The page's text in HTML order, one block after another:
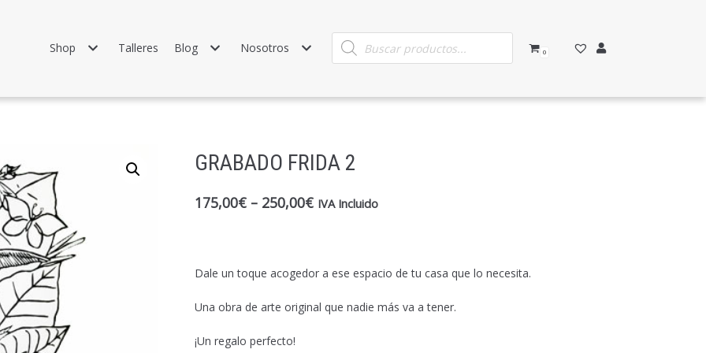
Shop Talleres Blog Nosotros 0
GRABADO FRIDA 2
175,00€– 250,00€ IVA Incluido
Dale un toque acogedor a ese espacio de tu casa que lo necesita.
Una obra de arte original que nadie más va a tener.
¡Un regalo perfecto!